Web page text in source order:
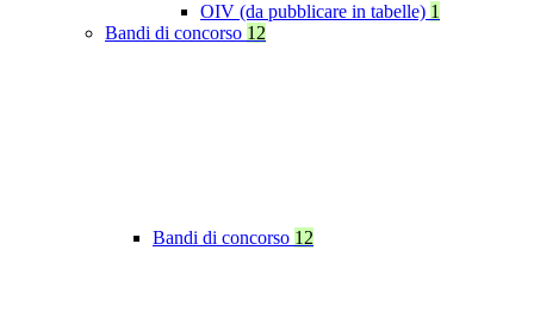
OIV (da pubblicare in tabelle) 1
Bandi di concorso 12
Bandi di concorso 12